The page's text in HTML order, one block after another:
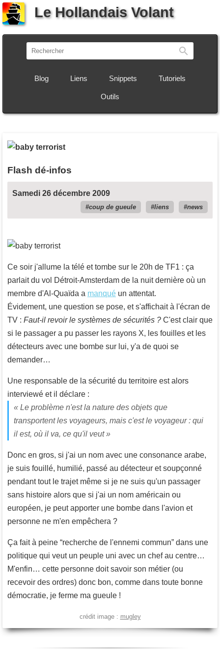
Le Hollandais Volant
Blog Liens Snippets Tutoriels
Outils
Flash dé-infos
Samedi 26 décembre 2009
coup de gueule liens news
Ce soir j'allume la télé et tombe sur le 20h de TF1 : ça
parlait du vol Détroit-Amsterdam de la nuit dernière où un
membre d'Al-Quaïda a manqué un attentat.
Évidement, une question se pose, et s'affichait à l'écran de
TV : Faut-il revoir le systèmes de sécurités ? C'est clair que
si le passager a pu passer les rayons X, les fouilles et les
détecteurs avec une bombe sur lui, y'a de quoi se
demander…
Une responsable de la sécurité du territoire est alors
interviewé et il déclare :
« Le problème n'est la nature des objets que
transportent les voyageurs, mais c'est le voyageur : qui
il est, où il va, ce qu'il veut»
Donc en gros, si j'ai un nom avec une consonance arabe,
je suis fouillé, humilié, passé au détecteur et soupçonné
pendant tout le trajet même si je ne suis qu'un passager
sans histoire alors que si j'ai un nom américain ou
européen, je peut apporter une bombe dans l'avion et
personne ne m'en empêchera ?
Ça fait à peine “recherche de l'ennemi commun” dans une
politique qui veut un peuple uni avec un chef au centre…
M'enfin… cette personne doit savoir son métier (ou
recevoir des ordres) donc bon, comme dans toute bonne
démocratie, je ferme ma gueule !
crédit image : mugley